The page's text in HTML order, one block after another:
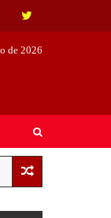
de 2026